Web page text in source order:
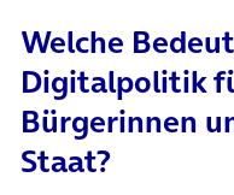
Welche
Digitalpolitik
Bürgerinnen
Staat?